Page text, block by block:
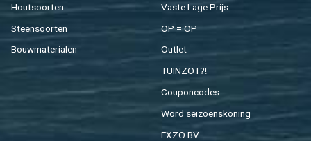
Hout­soor­ten
Steen­soor­ten
Bouw­ma­te­ri­a­len
Vaste Lage Prijs
OP = OP
Out­let
TUIN­ZOT?!
Cou­pon­co­des
Word sei­zoens­ko­ning
EXZO BV